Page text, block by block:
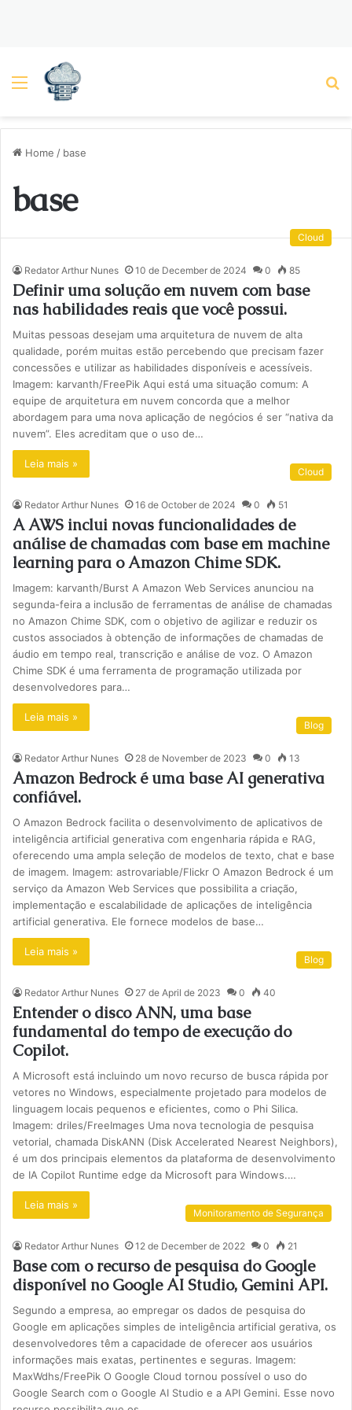
Menu
Home / base
base
Cloud
Redator Arthur Nunes 10 de December de 2024 0 85
Definir uma solução em nuvem com base
nas habilidades reais que você possui.
Muitas pessoas desejam uma arquitetura de nuvem de alta
qualidade, porém muitas estão percebendo que precisam fazer
concessões e utilizar as habilidades disponíveis e acessíveis.
Imagem: karvanth/FreePik Aqui está uma situação comum: A
equipe de arquitetura em nuvem concorda que a melhor
abordagem para uma nova aplicação de negócios é ser “nativa da
nuvem”. Eles acreditam que o uso de…
Leia mais »
Cloud
Redator Arthur Nunes 16 de October de 2024 0 51
A AWS inclui novas funcionalidades de
análise de chamadas com base em machine
learning para o Amazon Chime SDK.
Imagem: karvanth/Burst A Amazon Web Services anunciou na
segunda-feira a inclusão de ferramentas de análise de chamadas
no Amazon Chime SDK, com o objetivo de agilizar e reduzir os
custos associados à obtenção de informações de chamadas de
áudio em tempo real, transcrição e análise de voz. O Amazon
Chime SDK é uma ferramenta de programação utilizada por
desenvolvedores para…
Leia mais »
Blog
Redator Arthur Nunes 28 de November de 2023 0 13
Amazon Bedrock é uma base AI generativa
confiável.
O Amazon Bedrock facilita o desenvolvimento de aplicativos de
inteligência artificial generativa com engenharia rápida e RAG,
oferecendo uma ampla seleção de modelos de texto, chat e base
de imagem. Imagem: astrovariable/Flickr O Amazon Bedrock é um
serviço da Amazon Web Services que possibilita a criação,
implementação e escalabilidade de aplicações de inteligência
artificial generativa. Ele fornece modelos de base…
Leia mais »
Blog
Redator Arthur Nunes 27 de April de 2023 0 40
Entender o disco ANN, uma base
fundamental do tempo de execução do
Copilot.
A Microsoft está incluindo um novo recurso de busca rápida por
vetores no Windows, especialmente projetado para modelos de
linguagem locais pequenos e eficientes, como o Phi Silica.
Imagem: driles/FreeImages Uma nova tecnologia de pesquisa
vetorial, chamada DiskANN (Disk Accelerated Nearest Neighbors),
é um dos principais elementos da plataforma de desenvolvimento
de IA Copilot Runtime edge da Microsoft para Windows.…
Leia mais »
Monitoramento de Segurança
Redator Arthur Nunes 12 de December de 2022 0 21
Base com o recurso de pesquisa do Google
disponível no Google AI Studio, Gemini API.
Segundo a empresa, ao empregar os dados de pesquisa do
Google em aplicações simples de inteligência artificial gerativa, os
desenvolvedores têm a capacidade de oferecer aos usuários
informações mais exatas, pertinentes e seguras. Imagem:
MaxWdhs/FreePik O Google Cloud tornou possível o uso do
Google Search com o Google AI Studio e a API Gemini. Esse novo